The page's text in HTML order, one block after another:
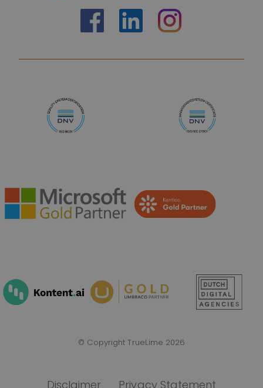
© Copyright TrueLime 2026
Disclaimer Privacy Statement